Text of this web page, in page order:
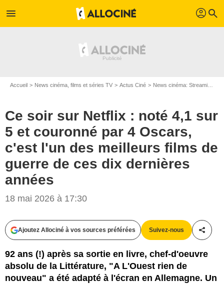
menu profil search
Accueil News cinéma, films et séries TV Actus Ciné News cinéma: Streaming
Ce soir sur Netflix : noté 4,1 sur
5 et couronné par 4 Oscars,
c'est l'un des meilleurs films de
guerre de ces dix dernières
années
18 mai 2026 à 17:30
Ajoutez Allociné à vos sources préférées Suivez-nous
92 ans (!) après sa sortie en livre, chef-d'oeuvre
absolu de la Littérature, "A L'Ouest rien de
nouveau" a été adapté à l'écran en Allemagne. Un